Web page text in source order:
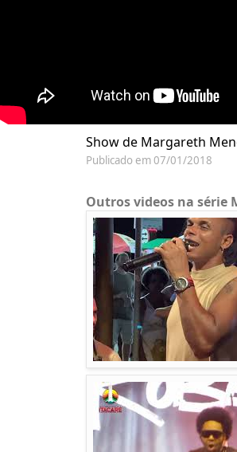
Show de Margareth
Publicado em 07/01/2018
Outros videos na série